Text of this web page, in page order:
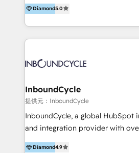
戦略・戦術の設計（KPI） -全体導
プレート構築（CMS Hub） -顧客
義・構築（Marketing Hub） -営業
（Salesforce,SanSan,freeeなどと
スト公開・ブラウザチェック -本番
ー・マニュアル作成 -運用支援開始
ーーーーーーーーーーーーーーーーー
ハブワンにお気軽にご相談ください
着 - WEB / LP / BtoB-EC制作 -
他)運用 - 記事コンテンツ / 動画制
織構築
l’automatisation de leur
HubSpot avec une approche
aidons nos clients à générer plus
sommes une agence d’Inbound
Diamond5.0
InboundCycle
提供元：InboundCycle
InboundCycle, a global HubSpot
and integration provider with
experience, serves businesses in
Diamond4.9